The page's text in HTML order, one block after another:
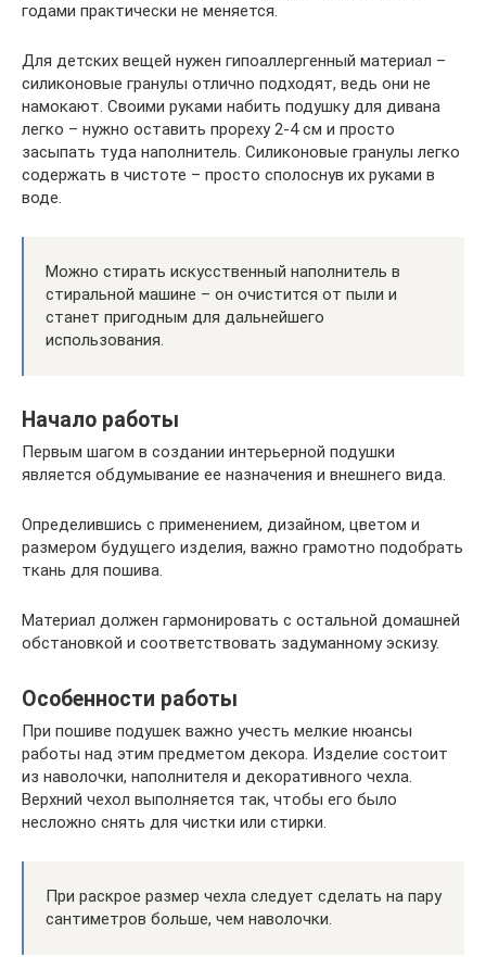
годами практически не меняется.
Для детских вещей нужен гипоаллергенный материал –
силиконовые гранулы отлично подходят, ведь они не
намокают. Своими руками набить подушку для дивана
легко – нужно оставить прореху 2-4 см и просто
засыпать туда наполнитель. Силиконовые гранулы легко
содержать в чистоте – просто сполоснув их руками в
воде.
Можно стирать искусственный наполнитель в
стиральной машине – он очистится от пыли и
станет пригодным для дальнейшего
использования.
Начало работы
Первым шагом в создании интерьерной подушки
является обдумывание ее назначения и внешнего вида.
Определившись с применением, дизайном, цветом и
размером будущего изделия, важно грамотно подобрать
ткань для пошива.
Материал должен гармонировать с остальной домашней
обстановкой и соответствовать задуманному эскизу.
Особенности работы
При пошиве подушек важно учесть мелкие нюансы
работы над этим предметом декора. Изделие состоит
из наволочки, наполнителя и декоративного чехла.
Верхний чехол выполняется так, чтобы его было
несложно снять для чистки или стирки.
При раскрое размер чехла следует сделать на пару
сантиметров больше, чем наволочки.